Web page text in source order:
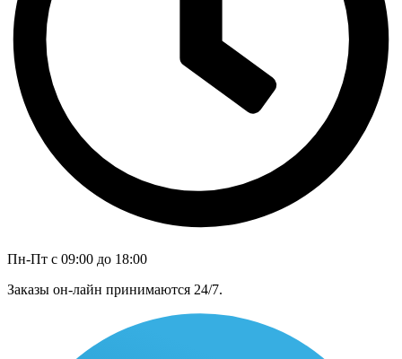
Пн-Пт с 09:00 до 18:00
Заказы он-лайн принимаются 24/7.